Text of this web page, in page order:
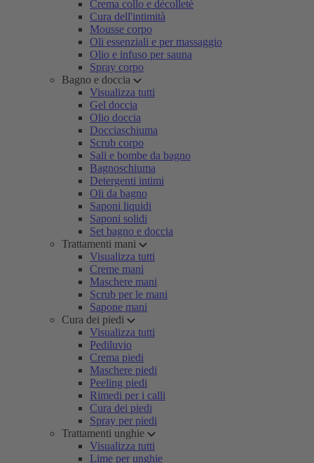
Crema collo e décolleté
Cura dell'intimità
Mousse corpo
Oli essenziali e per massaggio
Olio e infuso per sauna
Spray corpo
Bagno e doccia
Visualizza tutti
Gel doccia
Olio doccia
Docciaschiuma
Scrub corpo
Sali e bombe da bagno
Bagnoschiuma
Detergenti intimi
Oli da bagno
Saponi liquidi
Saponi solidi
Set bagno e doccia
Trattamenti mani
Visualizza tutti
Creme mani
Maschere mani
Scrub per le mani
Sapone mani
Cura dei piedi
Visualizza tutti
Pediluvio
Crema piedi
Maschere piedi
Peeling piedi
Rimedi per i calli
Cura dei piedi
Spray per piedi
Trattamenti unghie
Visualizza tutti
Lime per unghie